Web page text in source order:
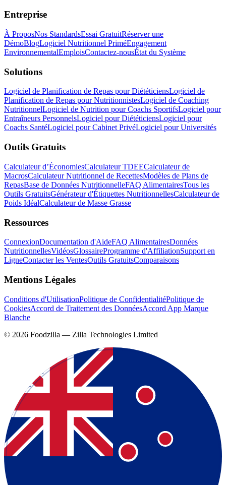
Entreprise
À ProposNos StandardsEssai GratuitRéserver une
DémoBlogLogiciel Nutritionnel PriméEngagement
EnvironnementalEmploisContactez-nousÉtat du Système
Solutions
Logiciel de Planification de Repas pour DiététiciensLogiciel de
Planification de Repas pour NutritionnistesLogiciel de Coaching
NutritionnelLogiciel de Nutrition pour Coachs SportifsLogiciel pour
Entraîneurs PersonnelsLogiciel pour DiététiciensLogiciel pour
Coachs SantéLogiciel pour Cabinet PrivéLogiciel pour Universités
Outils Gratuits
Calculateur d’ÉconomiesCalculateur TDEECalculateur de
MacrosCalculateur Nutritionnel de RecettesModèles de Plans de
RepasBase de Données NutritionnelleFAQ AlimentairesTous les
Outils GratuitsGénérateur d'Étiquettes NutritionnellesCalculateur de
Poids IdéalCalculateur de Masse Grasse
Ressources
ConnexionDocumentation d'AideFAQ AlimentairesDonnées
NutritionnellesVidéosGlossaireProgramme d'AffiliationSupport en
LigneContacter les VentesOutils GratuitsComparaisons
Mentions Légales
Conditions d'UtilisationPolitique de ConfidentialitéPolitique de
CookiesAccord de Traitement des DonnéesAccord App Marque
Blanche
© 2026 Foodzilla — Zilla Technologies Limited